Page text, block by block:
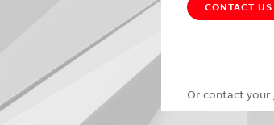
CONTACT US
Or contact your